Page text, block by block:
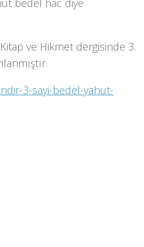
bedel hac diye
Kitap ve Hikmet dergisinde 3.
3-sayi-bedel-yahut-